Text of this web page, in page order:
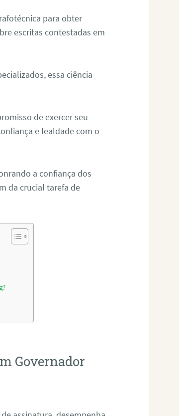
para obter
escritas contestadas em
essa ciência
de exercer seu
e lealdade com o
a confiança dos
da crucial tarefa de
Governador